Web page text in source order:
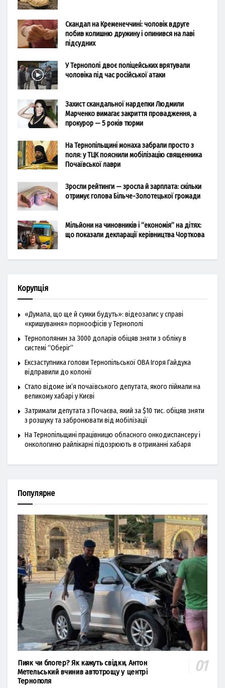
Скандал на Кременеччині: чоловік вдруге
побив колишню дружину і опинився на лаві
підсудних
У Тернополі двоє поліцейських врятували
чоловіка під час російської атаки
Захист скандальної нардепки Людмили
Марченко вимагає закриття провадження, а
прокурор — 5 років тюрми
На Тернопільщині монаха забрали просто з
поля: у ТЦК пояснили мобілізацію священника
Почаївської лаври
Зросли рейтинги — зросла й зарплата: скільки
отримує голова Більче-Золотецької громади
Мільйони на чиновників і “економія” на дітях:
що показали декларації керівництва Чорткова
Корупція
«Думала, що ще й сумки будуть»: відеозапис у справі
«кришування» порноофісів у Тернополі
Тернополянин за 3000 доларів обіцяв зняти з обліку в
системі “Оберіг”
Ексзаступника голови Тернопільської ОВА Ігоря Гайдука
відправили до колонії
Стало відоме ім’я почаївського депутата, якого піймали на
великому хабарі у Києві
Затримали депутата з Почаєва, який за $10 тис. обіцяв зняти
з розшуку та забронювати від мобілізації
На Тернопільщині працівницю обласного онкодиспансеру і
онкологиню райлікарні підозрюють в отриманні хабаря
Популярне
Пияк чи блогер? Як кажуть свідки, Антон
Метельський вчинив автотрощу у центрі
Тернополя